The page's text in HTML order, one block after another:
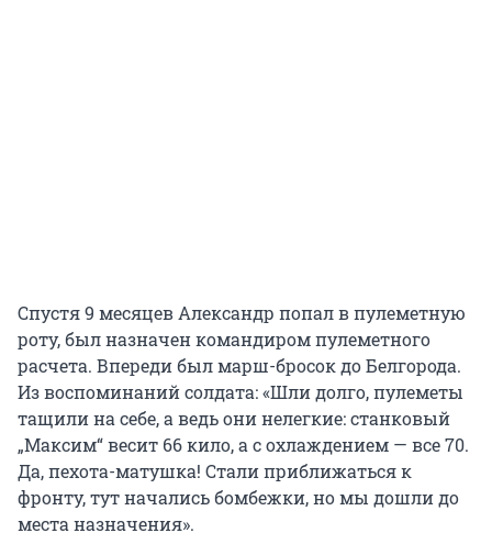
Спустя 9 месяцев Александр попал в пулеметную
роту, был назначен командиром пулеметного
расчета. Впереди был марш-бросок до Белгорода.
Из воспоминаний солдата: «Шли долго, пулеметы
тащили на себе, а ведь они нелегкие: станковый
„Максим“ весит 66 кило, а с охлаждением — все 70.
Да, пехота-матушка! Стали приближаться к
фронту, тут начались бомбежки, но мы дошли до
места назначения».